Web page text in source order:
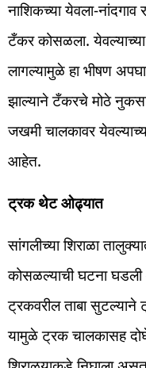
नाशिकच्या येवला-
टँकर कोसळला.
लागल्यामुळे हा भीषण
झाल्याने टँकरचे मोठे
जखमी चालकावर
आहेत.
ट्रक थेट ओढ्यात
सांगलीच्या शिराळा
कोसळल्याची घटना घडली
ट्रकवरील ताबा
यामुळे ट्रक चालकासह